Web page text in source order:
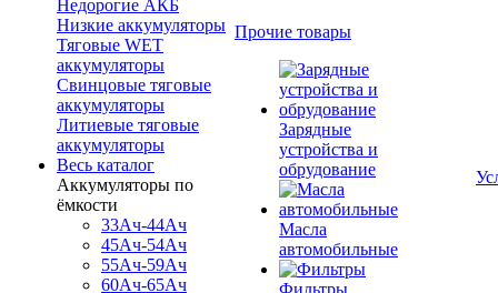
Недорогие АКБ
Низкие аккумуляторы
Тяговые WET
аккумуляторы
Свинцовые тяговые
аккумуляторы
Литиевые тяговые
аккумуляторы
Весь каталог
Аккумуляторы по
ёмкости
33Ач-44Ач
45Ач-54Ач
55Ач-59Ач
60Ач-65Ач
Прочие товары
Зарядные
устройства и
обрудование
Масла
автомобильные
Фильтры